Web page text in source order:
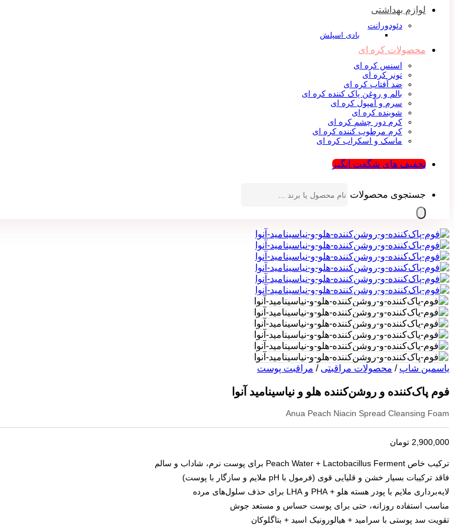
لوازم بهداشتی
دئودورانت
بادی اسپلش
محصولات کره ای
اسنس کره ای
تونر کره ای
ضد آفتاب کره ای
بالم و روغن پاک کننده کره ای
سرم و آمپول کره ای
شوینده کره ای
کرم دور چشم کره ای
کرم مرطوب کننده کره ای
ماسک و اسکراب کره ای
تخفیف های شگفت انگیز
جستجوی محصولات
یاسمین شاپ / محصولات مراقبتی / مراقبت پوست
فوم پاک‌کننده و روشن‌کننده هلو و نیاسینامید آنوا
Anua Peach Niacin Spread Cleansing Foam
2,900,000 تومان
ترکیب خاص Peach Water + Lactobacillus Ferment برای پوست نرم، شاداب و سالم
فاقد ترکیبات بسیار خشن و قلیایی قوی (فرمول با pH ملایم و سازگار با پوست)
لایه‌برداری ملایم با پودر هسته هلو + PHA و LHA برای حذف سلول‌های مرده
مناسب استفاده روزانه، حتی برای پوست حساس و مستعد جوش
تقویت سد پوستی با سرامید + هیالورونیک اسید + بتاگلوکان